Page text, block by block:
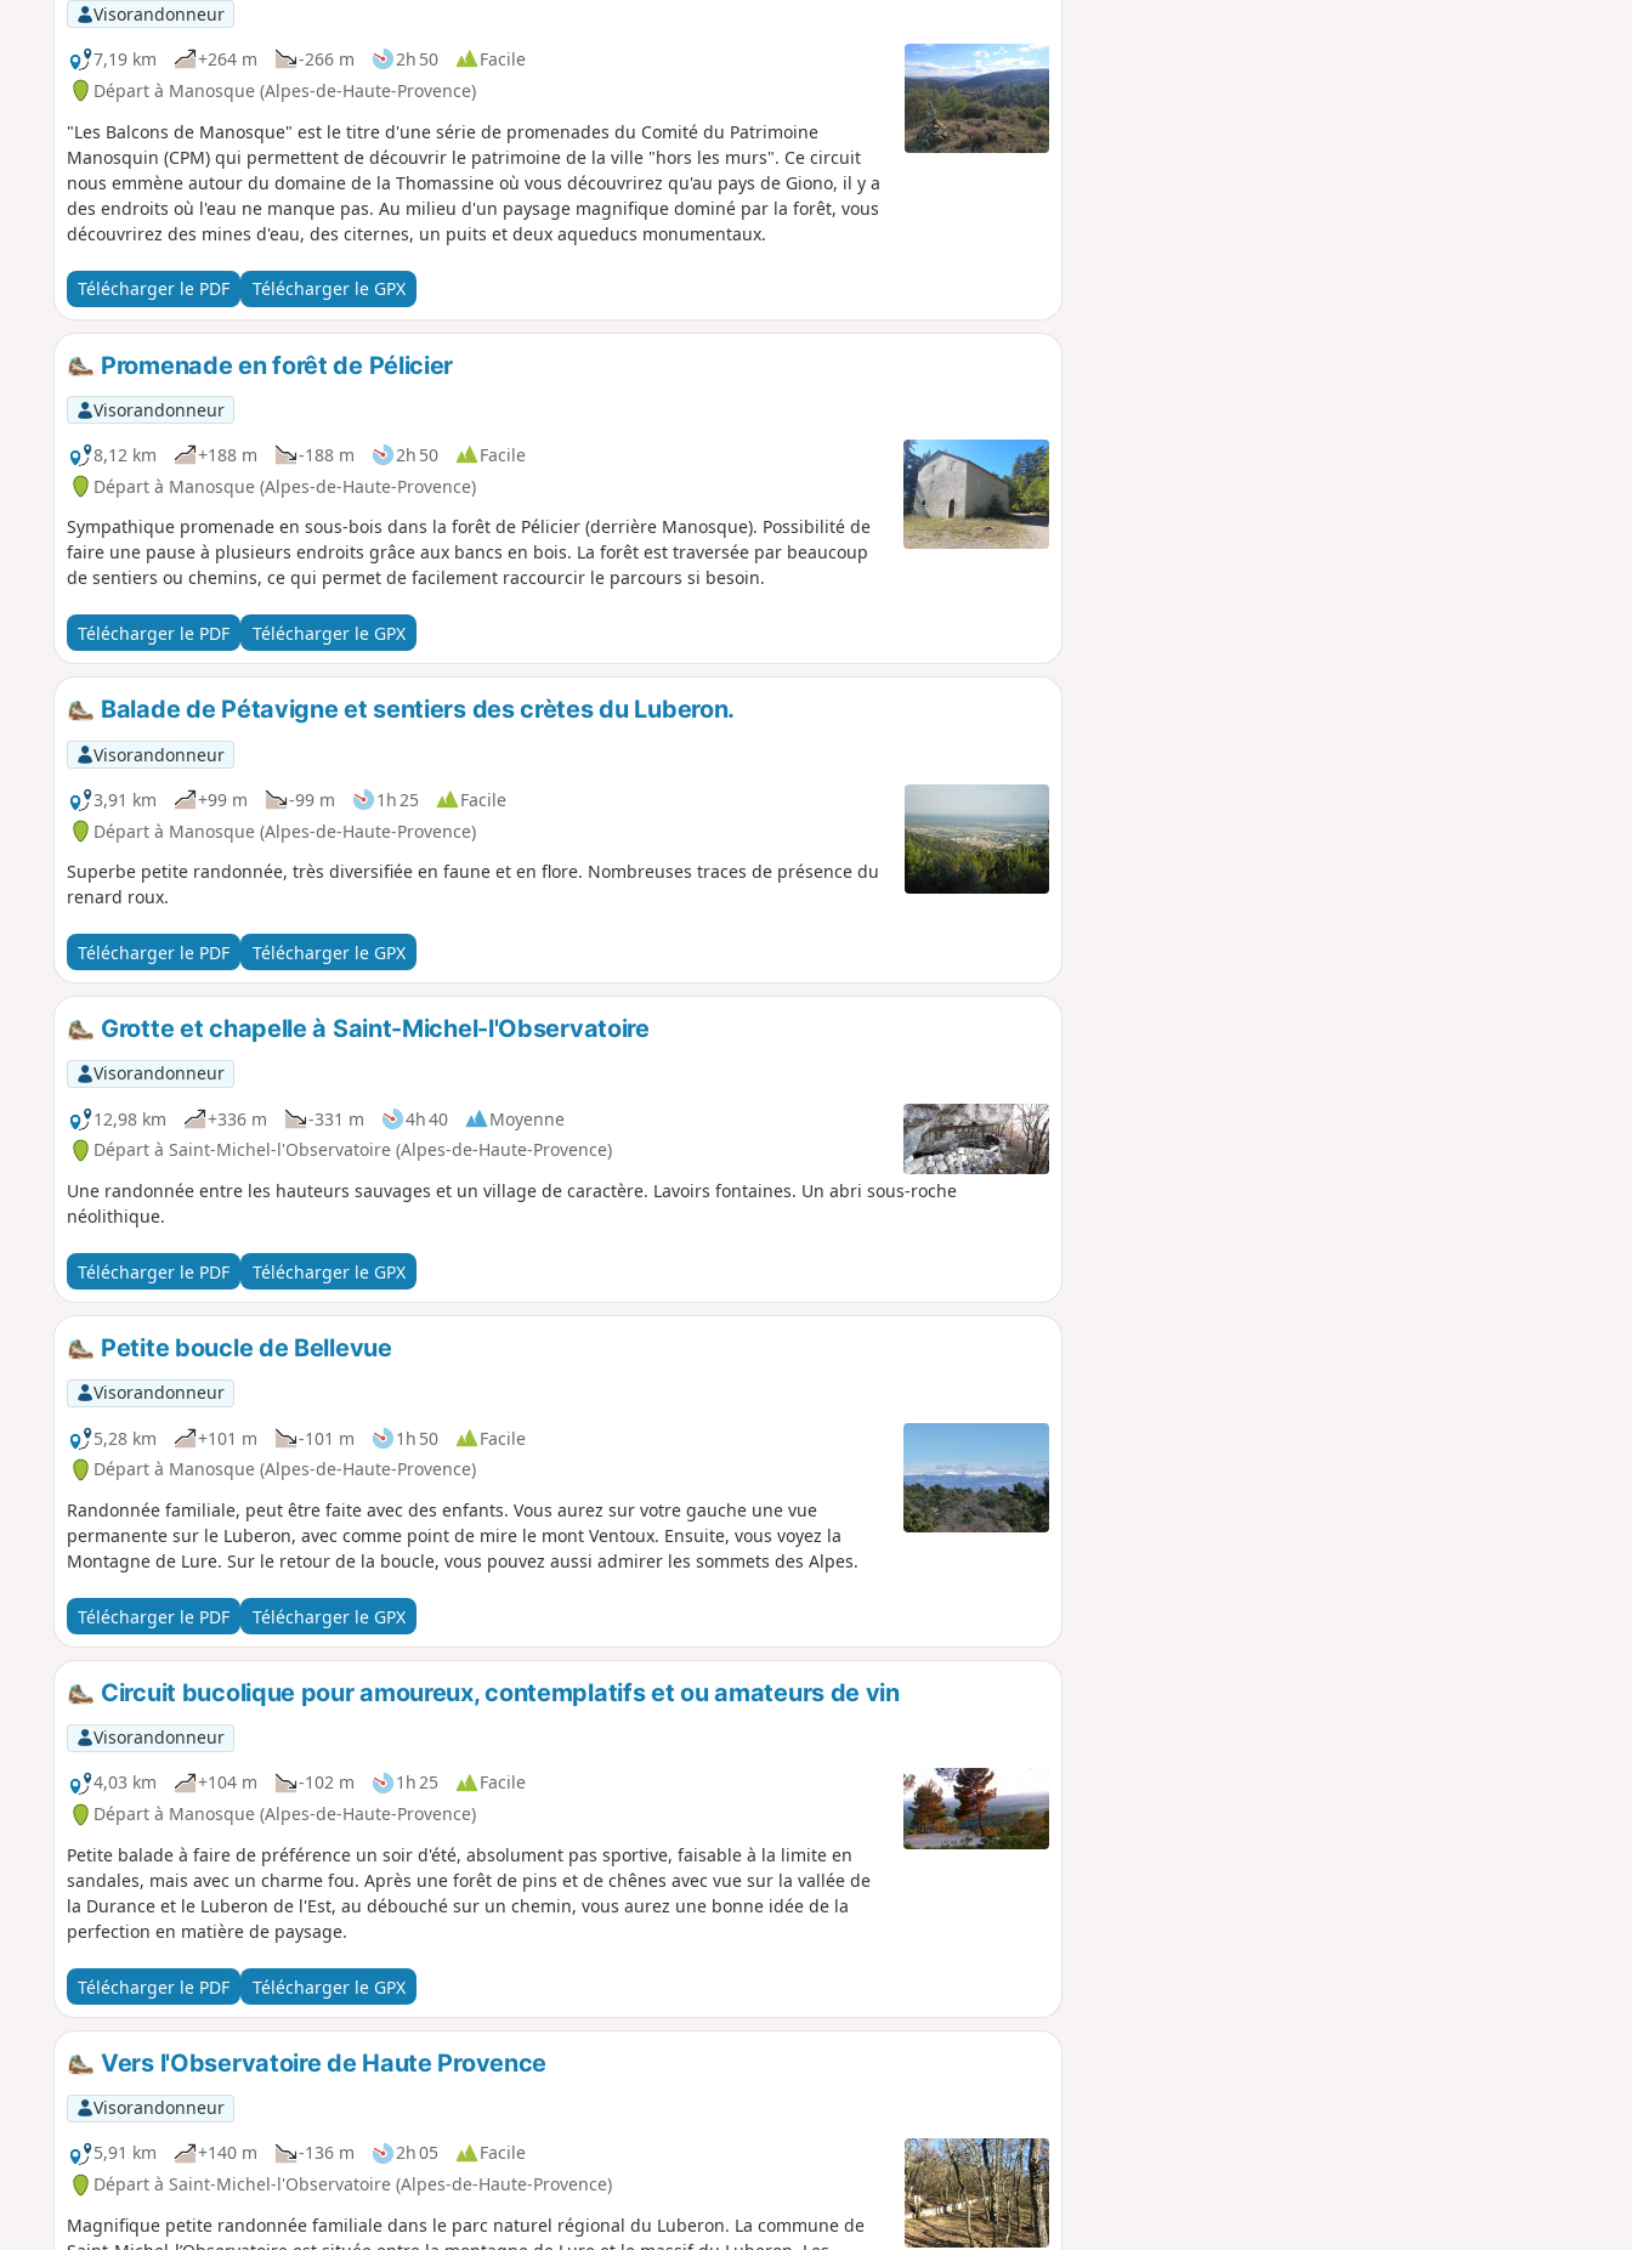
Visorandonneur
7,19 km
+264 m -266 m 2h 50
Facile
Départ à Manosque (Alpes-de-Haute-Provence)
"Les Balcons de Manosque" est le titre d'une série de promenades du Comité du Patrimoine
Manosquin (CPM) qui permettent de découvrir le patrimoine de la ville "hors les murs". Ce circuit
nous emmène autour du domaine de la Thomassine où vous découvrirez qu'au pays de Giono, il y a
des endroits où l'eau ne manque pas. Au milieu d'un paysage magnifique dominé par la forêt, vous
découvrirez des mines d'eau, des citernes, un puits et deux aqueducs monumentaux.
Télécharger le PDF Télécharger le GPX
Promenade en forêt de Pélicier
Visorandonneur
8,12 km
+188 m -188 m 2h 50
Facile
Départ à Manosque (Alpes-de-Haute-Provence)
Sympathique promenade en sous-bois dans la forêt de Pélicier (derrière Manosque). Possibilité de
faire une pause à plusieurs endroits grâce aux bancs en bois. La forêt est traversée par beaucoup
de sentiers ou chemins, ce qui permet de facilement raccourcir le parcours si besoin.
Télécharger le PDF Télécharger le GPX
Balade de Pétavigne et sentiers des crètes du Luberon.
Visorandonneur
3,91 km
+99 m -99 m 1h 25
Facile
Départ à Manosque (Alpes-de-Haute-Provence)
Superbe petite randonnée, très diversifiée en faune et en flore. Nombreuses traces de présence du
renard roux.
Télécharger le PDF Télécharger le GPX
Grotte et chapelle à Saint-Michel-l'Observatoire
Visorandonneur
12,98 km
+336 m -331 m 4h 40
Moyenne
Départ à Saint-Michel-l'Observatoire (Alpes-de-Haute-Provence)
Une randonnée entre les hauteurs sauvages et un village de caractère. Lavoirs fontaines. Un abri sous-roche
néolithique.
Télécharger le PDF Télécharger le GPX
Petite boucle de Bellevue
Visorandonneur
5,28 km
+101 m -101 m 1h 50
Facile
Départ à Manosque (Alpes-de-Haute-Provence)
Randonnée familiale, peut être faite avec des enfants. Vous aurez sur votre gauche une vue
permanente sur le Luberon, avec comme point de mire le mont Ventoux. Ensuite, vous voyez la
Montagne de Lure. Sur le retour de la boucle, vous pouvez aussi admirer les sommets des Alpes.
Télécharger le PDF Télécharger le GPX
Circuit bucolique pour amoureux, contemplatifs et ou amateurs de vin
Visorandonneur
4,03 km
+104 m -102 m 1h 25
Facile
Départ à Manosque (Alpes-de-Haute-Provence)
Petite balade à faire de préférence un soir d'été, absolument pas sportive, faisable à la limite en
sandales, mais avec un charme fou. Après une forêt de pins et de chênes avec vue sur la vallée de
la Durance et le Luberon de l'Est, au débouché sur un chemin, vous aurez une bonne idée de la
perfection en matière de paysage.
Télécharger le PDF Télécharger le GPX
Vers l'Observatoire de Haute Provence
Visorandonneur
5,91 km
+140 m -136 m 2h 05
Facile
Départ à Saint-Michel-l'Observatoire (Alpes-de-Haute-Provence)
Magnifique petite randonnée familiale dans le parc naturel régional du Luberon. La commune de